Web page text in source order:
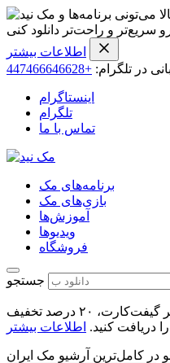
می‌تونی برنامه‌ها و
سریع‌تر و راحت‌تر دانلود کنی
اطلاعات بیشتر
در تلگرام: +447466646628
اینستاگرام
تلگرام
تماس با ما
برنامه‌های مک
بازی‌های مک
آموزش‌ها
ویدیو‌ها
فروشگاه
جستجو
تا تاریخ ۳۰ مرداد ۱۴۰۵ با خرید هر گیفت‌کارت، ۲۰ درصد تخفیف
دریافت کنید. اطلاعات بیشتر